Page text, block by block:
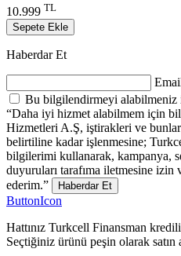
10.999 TL
Sepete Ekle
Haberdar Et
Bu bilgilendirmeyi alabilmeniz
“Daha iyi hizmet alabilmem için
Hizmetleri A.Ş, iştirakleri ve
belirtiline kadar işlenmesine;
bilgilerimi kullanarak, kampanya,
duyuruları tarafıma iletmesine
ederim.”
Haberdar Et
ButtonIcon
Hattınız Turkcell Finansman
Seçtiğiniz ürünü peşin olarak satın